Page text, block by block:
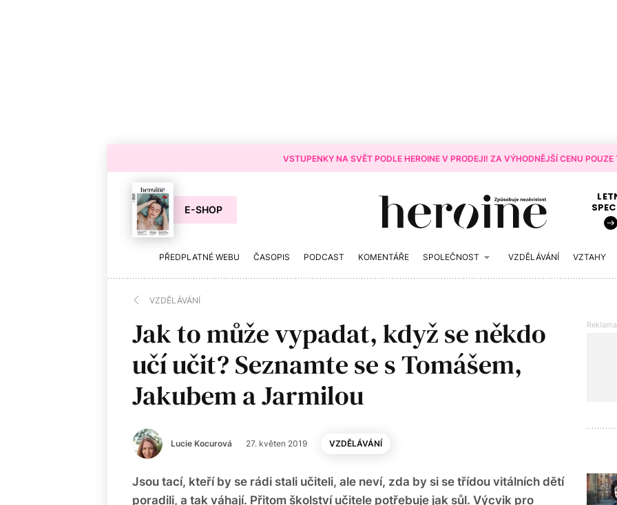
VSTUPENKY NA SVĚT PODLE HEROINE V PRODEJI! ZA VÝHODNĚJŠÍ CENU
E-SHOP
PŘEDPLATNÉ WEBU ČASOPIS PODCAST KOMENTÁŘE SPOLEČNOST VZDĚLÁVÁNÍ VZTAHY
VZDĚLÁVÁNÍ
Jak to může vypadat, když se někdo
učí učit? Seznamte se s Tomášem,
Jakubem a Jarmilou
Lucie Kocurová 27. květen 2019 VZDĚLÁVÁNÍ
Jsou tací, kteří by se rádi stali učiteli, ale neví, zda by si se třídou vitálních dětí
poradili, a tak váhají. Přitom školství učitele potřebuje jak sůl. Výcvik pro